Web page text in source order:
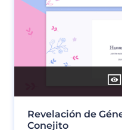
Revelación de
Conejito